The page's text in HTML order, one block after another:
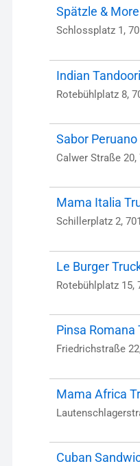
Spätzle & More
Schlossplatz 1,
Indian
Rotebühlplatz 8,
Sabor Peruano
Calwer Straße
Mama Italia
Schillerplatz 2,
Le Burger
Rotebühlplatz 15,
Pinsa Romana
Friedrichstraße
Mama Africa
Cuban